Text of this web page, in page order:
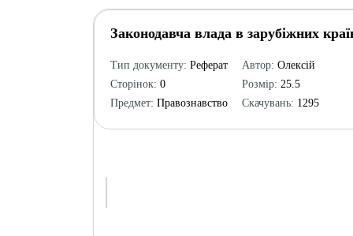
Законодавча влада в зарубіжних
Тип документу: Реферат
Сторінок: 0
Предмет: Правознавство
Автор: Олексій
Розмір: 25.5
Скачувань: 1295